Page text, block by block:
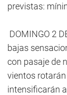
previstas:
DOMINGO 2
bajas
con pasaje de
vientos rotarán
intensificarán